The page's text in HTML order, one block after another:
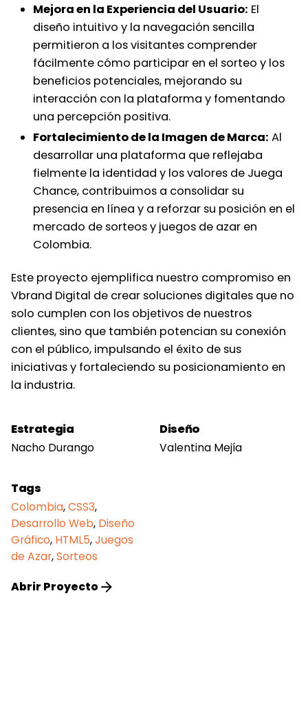
Mejora en la Experiencia del Usuario: El
diseño intuitivo y la navegación sencilla
permitieron a los visitantes comprender
fácilmente cómo participar en el sorteo y los
beneficios potenciales, mejorando su
interacción con la plataforma y fomentando
una percepción positiva.
Fortalecimiento de la Imagen de Marca: Al
desarrollar una plataforma que reflejaba
fielmente la identidad y los valores de Juega
Chance, contribuimos a consolidar su
presencia en línea y a reforzar su posición en el
mercado de sorteos y juegos de azar en
Colombia.
Este proyecto ejemplifica nuestro compromiso en
Vbrand Digital de crear soluciones digitales que no
solo cumplen con los objetivos de nuestros
clientes, sino que también potencian su conexión
con el público, impulsando el éxito de sus
iniciativas y fortaleciendo su posicionamiento en
la industria.
Estrategia
Nacho Durango
Diseño
Valentina Mejía
Tags
Colombia,CSS3,
Desarrollo Web, Diseño
Gráfico, HTML5,Juegos
de Azar,Sorteos
Abrir Proyecto